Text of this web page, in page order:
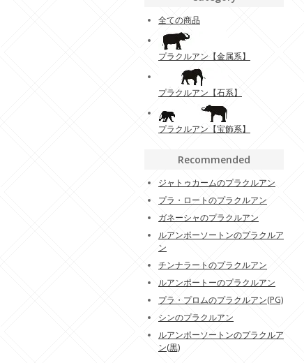
全ての商品
プラクルアン【金属系】
プラクルアン【石系】
プラクルアン【宝飾系】
Recommended
ジャトゥカームのプラクルアン
プラ・ロートのプラクルアン
ガネーシャのプラクルアン
ルアンポーソートンのプラクルア
ン
チンナラートのプラクルアン
ルアンポートーのプラクルアン
プラ・プロムのプラクルアン(PG)
シンのプラクルアン
ルアンポーソートンのプラクルア
ン(黒)